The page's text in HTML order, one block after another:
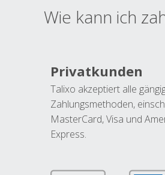
Wie kann ich
Privatkunden
Talixo akzeptiert alle
Zahlungsmethoden,
MasterCard, Visa und
Express.